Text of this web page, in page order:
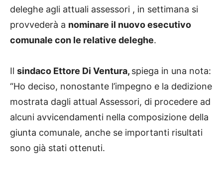
deleghe agli attuali assessori , in settimana si
provvederà a nominare il nuovo esecutivo
comunale con le relative deleghe.
Il sindaco Ettore Di Ventura, spiega in una nota:
“Ho deciso, nonostante l’impegno e la dedizione
mostrata dagli attual Assessori, di procedere ad
alcuni avvicendamenti nella composizione della
giunta comunale, anche se importanti risultati
sono già stati ottenuti.